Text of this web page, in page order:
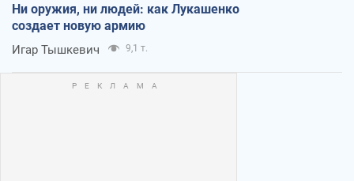
Ни оружия, ни людей: как Лукашенко
создает новую армию
Игар Тышкевич 9,1 т.